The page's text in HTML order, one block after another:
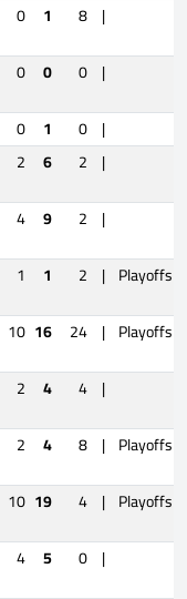
0 1 8 |
0 0 0 |
0 1 0 |
2 6 2 |
4 9 2 |
1 1 2 | Playoffs
10 16 24 | Playoffs
2 4 4 |
2 4 8 | Playoffs
10 19 4 | Playoffs
4 5 0 |